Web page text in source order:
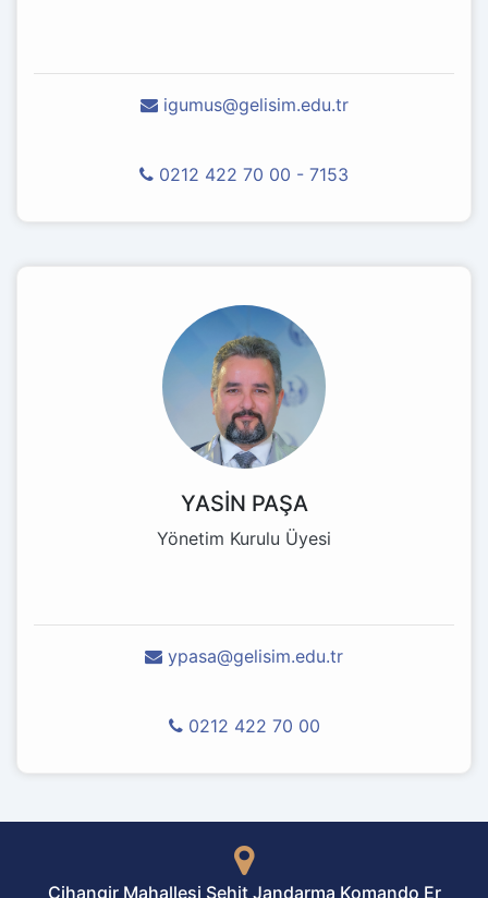
igumus@gelisim.edu.tr
0212 422 70 00 - 7153
YASİN PAŞA
Yönetim Kurulu Üyesi
ypasa@gelisim.edu.tr
0212 422 70 00
Cihangir Mahallesi Şehit Jandarma Komando Er